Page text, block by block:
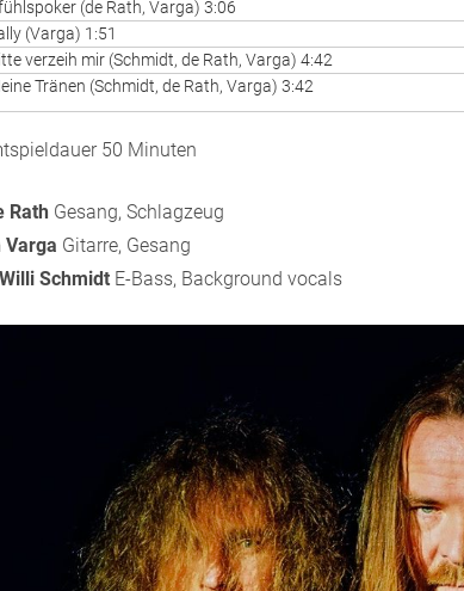
(de Rath, Varga) 3:06
(Varga) 1:51
verzeih mir (Schmidt, de Rath, Varga) 4:42
Tränen (Schmidt, de Rath, Varga) 3:42
50 Minuten
Rath Gesang, Schlagzeug
Varga Gitarre, Gesang
Schmidt E-Bass, Background vocals